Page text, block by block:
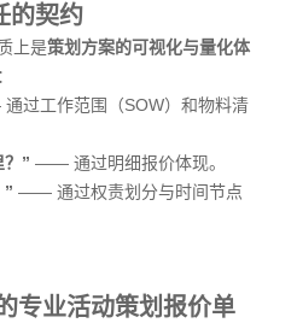
的契约
上是策划方案的可视化与量化体
过工作范围（SOW）和物料清
” —— 通过明细报价体现。
” —— 通过权责划分与时间节点
业活动策划报价单